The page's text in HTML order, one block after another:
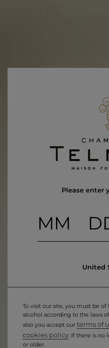
Please enter
United
To visit our site, you must be
alcohol according to the laws
also you accept our terms of
cookies policy . If there is
or older.